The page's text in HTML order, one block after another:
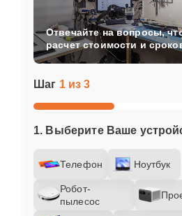
Шаг 1 из 3
1. Выберите Ваше
Телефон Ноутбук
Робот-
пылесос
Отвечайте на вопросы,
расчет стоимости и